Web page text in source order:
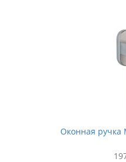
Оконная